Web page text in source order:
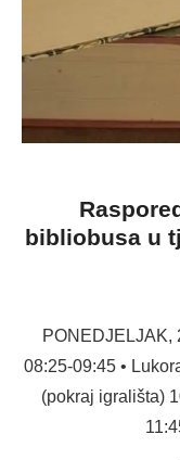
bibliobusa u
PONEDJELJAK,
08:25-09:45 •
(pokraj igrališta)